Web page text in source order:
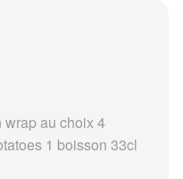
wrap au choix 4
1 boisson 33cl